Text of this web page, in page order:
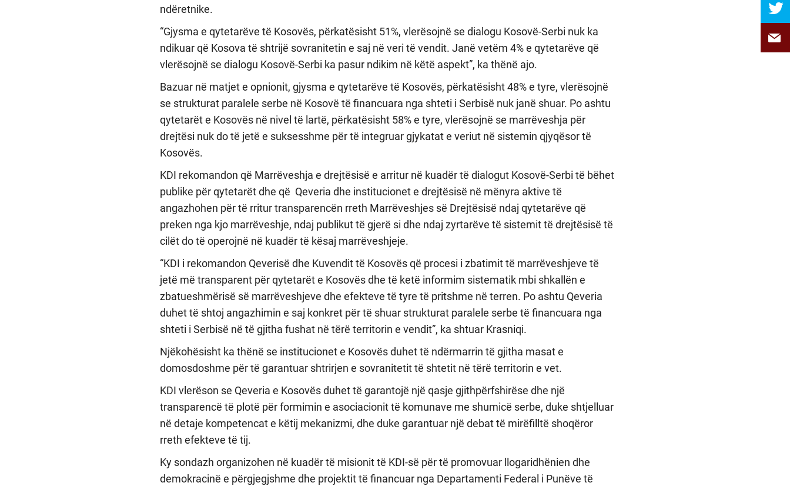
ndëretnike.
“Gjysma e qytetarëve të Kosovës, përkatësisht 51%, vlerësojnë se dialogu Kosovë-Serbi nuk ka
ndikuar që Kosova të shtrijë sovranitetin e saj në veri të vendit. Janë vetëm 4% e qytetarëve që
vlerësojnë se dialogu Kosovë-Serbi ka pasur ndikim në këtë aspekt”, ka thënë ajo.
Bazuar në matjet e opnionit, gjysma e qytetarëve të Kosovës, përkatësisht 48% e tyre, vlerësojnë
se strukturat paralele serbe në Kosovë të financuara nga shteti i Serbisë nuk janë shuar. Po ashtu
qytetarët e Kosovës në nivel të lartë, përkatësisht 58% e tyre, vlerësojnë se marrëveshja për
drejtësi nuk do të jetë e suksesshme për të integruar gjykatat e veriut në sistemin qjyqësor të
Kosovës.
KDI rekomandon që Marrëveshja e drejtësisë e arritur në kuadër të dialogut Kosovë-Serbi të bëhet
publike për qytetarët dhe që Qeveria dhe institucionet e drejtësisë në mënyra aktive të
angazhohen për të rritur transparencën rreth Marrëveshjes së Drejtësisë ndaj qytetarëve që
preken nga kjo marrëveshje, ndaj publikut të gjerë si dhe ndaj zyrtarëve të sistemit të drejtësisë të
cilët do të operojnë në kuadër të kësaj marrëveshjeje.
“KDI i rekomandon Qeverisë dhe Kuvendit të Kosovës që procesi i zbatimit të marrëveshjeve të
jetë më transparent për qytetarët e Kosovës dhe të ketë informim sistematik mbi shkallën e
zbatueshmërisë së marrëveshjeve dhe efekteve të tyre të pritshme në terren. Po ashtu Qeveria
duhet të shtoj angazhimin e saj konkret për të shuar strukturat paralele serbe të financuara nga
shteti i Serbisë në të gjitha fushat në tërë territorin e vendit”, ka shtuar Krasniqi.
Njëkohësisht ka thënë se institucionet e Kosovës duhet të ndërmarrin të gjitha masat e
domosdoshme për të garantuar shtrirjen e sovranitetit të shtetit në tërë territorin e vet.
KDI vlerëson se Qeveria e Kosovës duhet të garantojë një qasje gjithpërfshirëse dhe një
transparencë të plotë për formimin e asociacionit të komunave me shumicë serbe, duke shtjelluar
në detaje kompetencat e këtij mekanizmi, dhe duke garantuar një debat të mirëfilltë shoqëror
rreth efekteve të tij.
Ky sondazh organizohen në kuadër të misionit të KDI-së për të promovuar llogaridhënien dhe
demokracinë e përgjegjshme dhe projektit të financuar nga Departamenti Federal i Punëve të